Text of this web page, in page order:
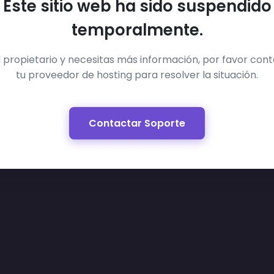
Este sitio web ha sido suspendido
temporalmente.
propietario y necesitas más información, por favor
tu proveedor de hosting para resolver la situación.
Contactar Soporte